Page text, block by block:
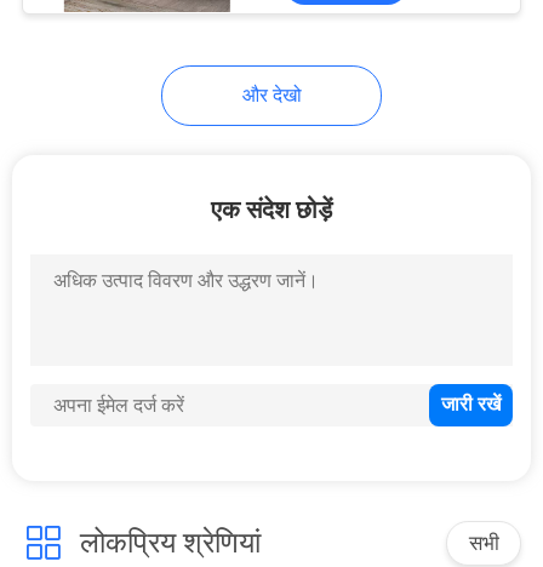
लग्जरी चेज़ लाउंज
प्राचीन लकड़ी के सिंहासन
की कुर्सी
और देखो
एक संदेश छोड़ें
लोकप्रिय श्रेणियां सभी